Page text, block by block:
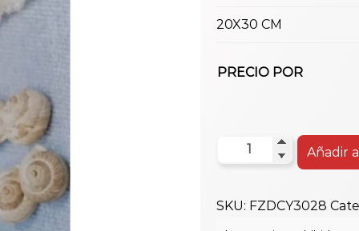
20X30 CM
PRECIO POR
Fz
Dec.y3028
Añadir
SKU: FZDCY3028